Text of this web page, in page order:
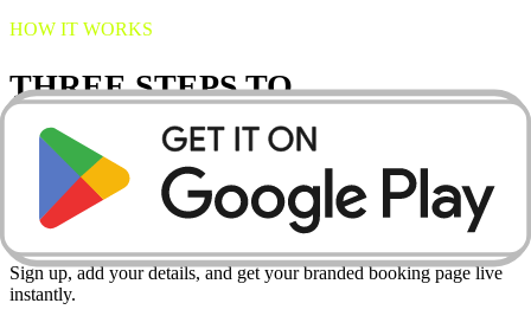
HOW IT WORKS
THREE STEPS TO
YOUR FIRST RENTAL
Create your club
Sign up, add your details, and get your branded booking page live
instantly.